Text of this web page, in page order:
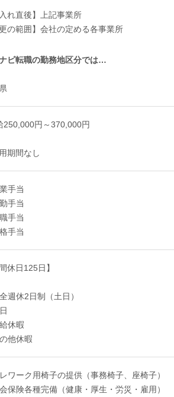
れ直後】上記事業所
の範囲】会社の定める各事業所
ビ転職の勤務地区分では…
250,000円～370,000円
期間なし
手当
手当
手当
手当
休日125日】
週休2日制（土日）
休暇
他休暇
ワーク用椅子の提供（事務椅子、座椅子）
保険各種完備（健康・厚生・労災・雇用）